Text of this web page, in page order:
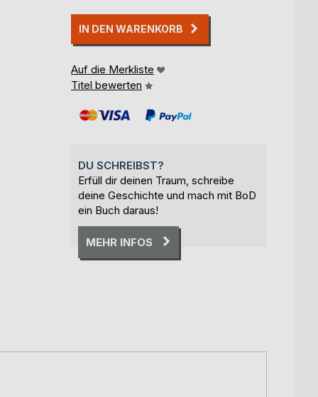
IN DEN WARENKORB
Auf die Merkliste
Titel bewerten
DU SCHREIBST?
Erfüll dir deinen Traum, schreibe
deine Geschichte und mach mit BoD
ein Buch daraus!
MEHR INFOS